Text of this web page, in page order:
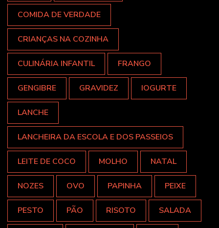
COMIDA DE VERDADE
CRIANÇAS NA COZINHA
CULINÁRIA INFANTIL FRANGO
GENGIBRE GRAVIDEZ IOGURTE
LANCHE
LANCHEIRA DA ESCOLA E DOS PASSEIOS
LEITE DE COCO MOLHO NATAL
NOZES OVO PAPINHA PEIXE
PESTO PÃO RISOTO SALADA